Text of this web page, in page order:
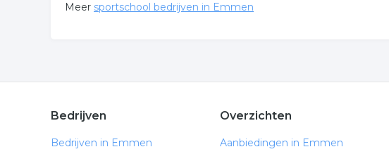
Meer sportschool bedrijven in Emmen
Bedrijven
Bedrijven in Emmen
Overzichten
Aanbiedingen in Emmen